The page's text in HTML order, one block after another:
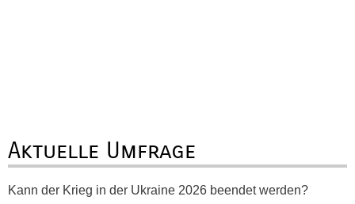
Aktuelle Umfrage
Kann der Krieg in der Ukraine 2026 beendet werden?